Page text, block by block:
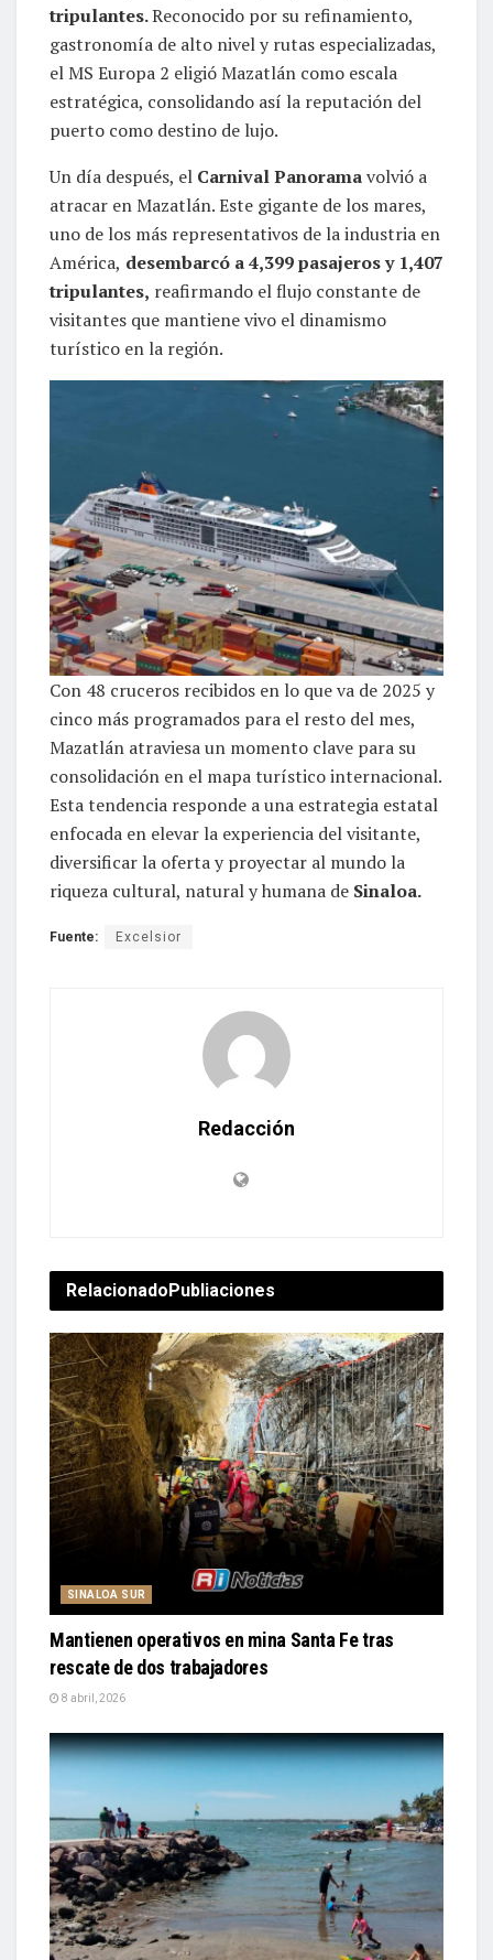
tripulantes.Reconocido por su refinamiento,
gastronomía de alto nivel y rutas especializadas,
el MS Europa 2 eligió Mazatlán como escala
estratégica, consolidando así la reputación del
puerto como destino de lujo.
Un día después, el Carnival Panoramavolvió a
atracar en Mazatlán. Este gigante de los mares,
uno de los más representativos de la industria en
América, desembarcó a 4,399 pasajeros y 1,407
tripulantes, reafirmando el flujo constante de
visitantes que mantiene vivo el dinamismo
turístico en la región.
Con 48 cruceros recibidos en lo que va de 2025 y
cinco más programados para el resto del mes,
Mazatlán atraviesa un momento clave para su
consolidación en el mapa turístico internacional.
Esta tendencia responde a una estrategia estatal
enfocada en elevar la experiencia del visitante,
diversificar la oferta y proyectar al mundo la
riqueza cultural, natural y humana de Sinaloa.
Fuente: Excelsior
Redacción
Relacionado Publiaciones
SINALOA SUR
Mantienen operativos en mina Santa Fe tras
rescate de dos trabajadores
8 abril, 2026